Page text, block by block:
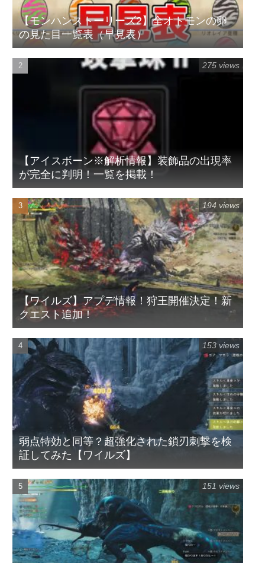
【モンハンストーリーズ2】全オトモンの卵
の見た目一覧表（早見表）
【アイスボーン※解析情報】装飾品の出現率
が完全に判明！一覧を掲載！
275 views
【ワイルズ】アプデ情報！狩王開催決定！新
クエスト追加！
194 views
弱点特効と同等？超強化された鎖刃刺撃を検
証してみた【ワイルズ】
153 views
151 views